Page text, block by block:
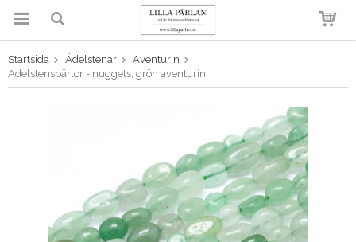
Produkten har blivit tillagd i
varukorgen
Startsida Ädelstenar
Aventurin
Ädelstenspärlor - nuggets, grön aventurin